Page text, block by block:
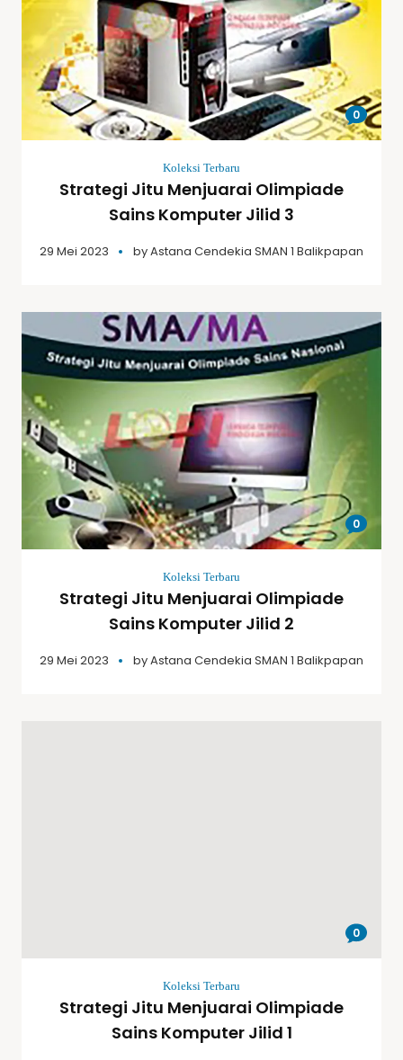
0
Koleksi Terbaru
Strategi Jitu Menjuarai Olimpiade
Sains Komputer Jilid 3
29 Mei 2023 byAstana Cendekia SMAN 1 Balikpapan
0
Koleksi Terbaru
Strategi Jitu Menjuarai Olimpiade
Sains Komputer Jilid 2
29 Mei 2023 byAstana Cendekia SMAN 1 Balikpapan
0
Koleksi Terbaru
Strategi Jitu Menjuarai Olimpiade
Sains Komputer Jilid 1